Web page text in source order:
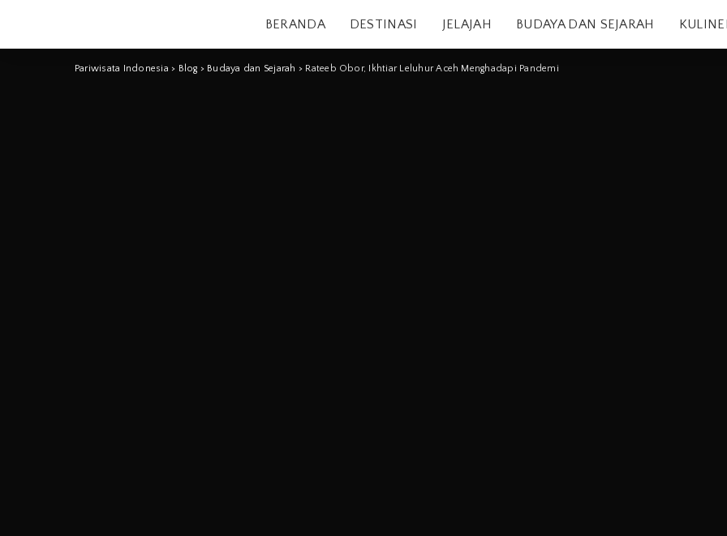
BERANDA DESTINASI JELAJAH BUDAYA DAN SEJARAH
Pariwisata Indonesia > Blog > Budaya dan Sejarah > Rateeb Obor, Ikhtiar Leluhur Aceh Menghadapi Pandemi